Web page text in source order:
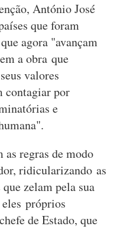
António José
que foram
agora "avançam
a obra que
valores
contagiar por
e
regras de modo
ridicularizando as
zelam pela sua
próprios
de Estado, que